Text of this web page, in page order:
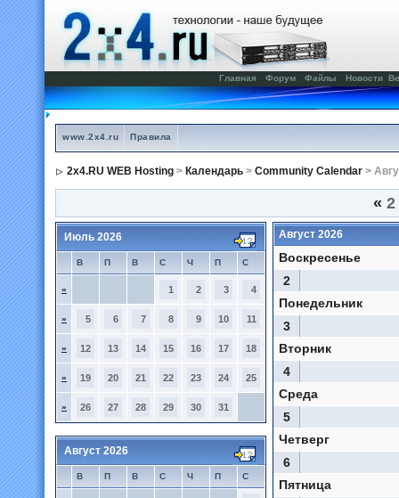
Главная Форум Файлы Новости
www.2x4.ru Правила
2x4.RU WEB Hosting > Календарь > Community Calendar >
« 2
Июль 2026
В П В С Ч П С
» 1 2 3 4
» 5 6 7 8 9 10 11
» 12 13 14 15 16 17 18
» 19 20 21 22 23 24 25
» 26 27 28 29 30 31
Август 2026
В П В С Ч П С
Август 2026
Воскресенье
2
Понедельник
3
Вторник
4
Среда
5
Четверг
6
Пятница